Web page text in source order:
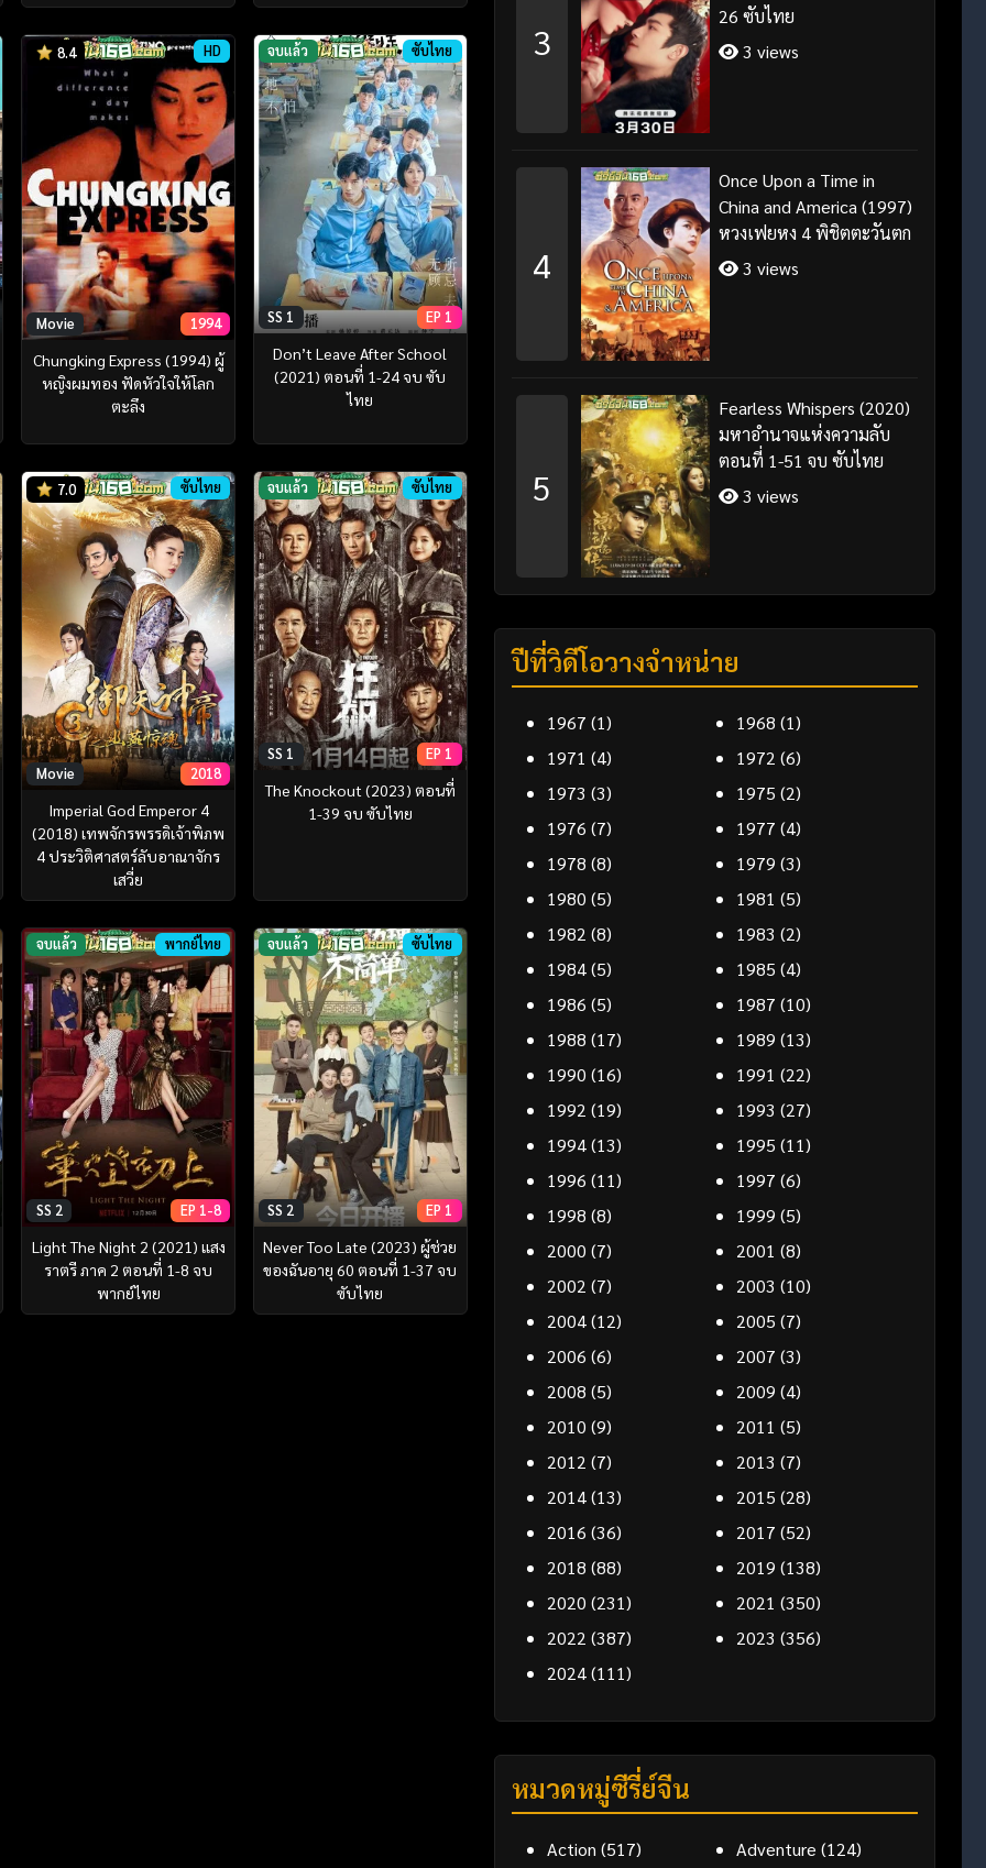
8.4 HD
Movie 1994
Chungking Express (1994) ผู้
หญิงผมทอง ฟัดหัวใจให้โลก
ตะลึง
จบแล้ว ซับไทย
SS 1 EP 1
Don’t Leave After School
(2021) ตอนที่ 1-24 จบ ซับ
ไทย
7.0 ซับไทย
Movie 2018
Imperial God Emperor 4
(2018) เทพจักรพรรดิเจ้าพิภพ
4 ประวิติศาสตร์ลับอาณาจักร
เสวี่ย
จบแล้ว ซับไทย
SS 1 EP 1
The Knockout (2023) ตอนที่
1-39 จบ ซับไทย
จบแล้ว พากย์ไทย
SS 2 EP 1-8
Light The Night 2 (2021) แสง
ราตรี ภาค 2 ตอนที่ 1-8 จบ
พากย์ไทย
จบแล้ว ซับไทย
SS 2 EP 1
Never Too Late (2023) ผู้ช่วย
ของฉันอายุ 60 ตอนที่ 1-37 จบ
ซับไทย
3
26 ซับไทย
3 views
4
Once Upon a Time in
China and America (1997)
หวงเฟยหง 4 พิชิตตะวันตก
3 views
5
Fearless Whispers (2020)
มหาอำนาจแห่งความลับ
ตอนที่ 1-51 จบ ซับไทย
3 views
ปีที่วิดีโอวางจำหน่าย
1967 (1) 1968 (1)
1971 (4) 1972 (6)
1973 (3) 1975 (2)
1976 (7) 1977 (4)
1978 (8) 1979 (3)
1980 (5) 1981 (5)
1982 (8) 1983 (2)
1984(5) 1985 (4)
1986 (5) 1987 (10)
1988 (17) 1989 (13)
1990 (16) 1991 (22)
1992 (19) 1993 (27)
1994(13) 1995 (11)
1996 (11) 1997 (6)
1998 (8) 1999 (5)
2000 (7) 2001 (8)
2002 (7) 2003 (10)
2004(12) 2005 (7)
2006 (6) 2007 (3)
2008 (5) 2009 (4)
2010 (9) 2011 (5)
2012 (7) 2013 (7)
2014(13) 2015 (28)
2016 (36) 2017 (52)
2018 (88) 2019 (138)
2020 (231) 2021 (350)
2022 (387) 2023 (356)
2024(111)
หมวดหมู่ซีรี่ย์จีน
Action (517) Adventure (124)